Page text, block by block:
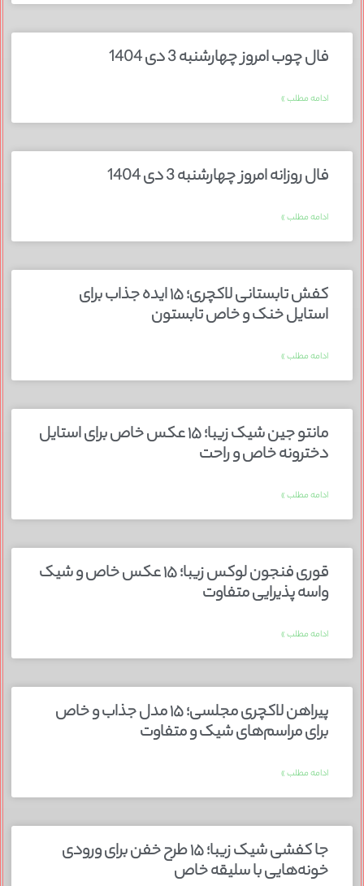
فال چوب امروز چهارشنبه 3 دی 1404
ادامه مطلب »
فال روزانه امروز چهارشنبه 3 دی 1404
ادامه مطلب »
کفش تابستانی لاکچری؛ ۱۵ ایده‌ جذاب برای
استایل خنک و خاص تابستون
ادامه مطلب »
مانتو جین شیک زیبا؛ ۱۵ عکس خاص برای استایل
دخترونه خاص و راحت
ادامه مطلب »
قوری فنجون لوکس زیبا؛ ۱۵ عکس خاص و شیک
واسه پذیرایی متفاوت
ادامه مطلب »
پیراهن لاکچری مجلسی؛ ۱۵ مدل جذاب و خاص
برای مراسم‌های شیک و متفاوت
ادامه مطلب »
جا کفشی شیک زیبا؛ ۱۵ طرح خفن برای ورودی
خونه‌هایی با سلیقه خاص